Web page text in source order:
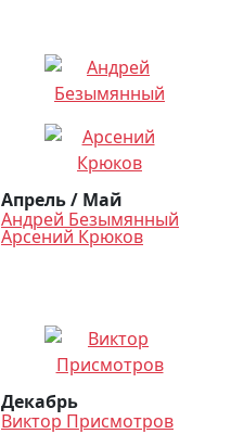
Апрель / Май
Андрей Безымянный
Арсений Крюков
Декабрь
Виктор Присмотров